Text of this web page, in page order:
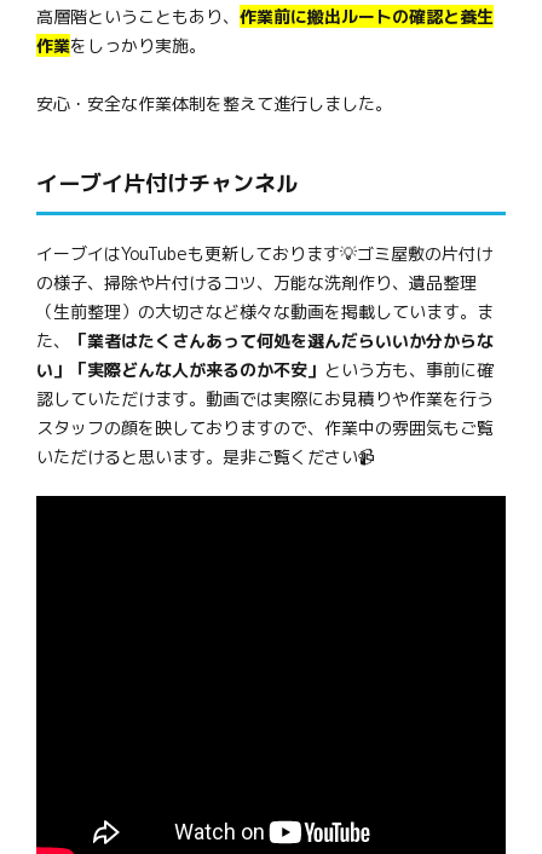
高層階ということもあり、 作業前に搬出ルートの確認と養生
作業をしっかり実施。
安心・安全な作業体制を整えて進行しました。
イーブイ片付けチャンネル
イーブイはYouTubeも更新しております💡ゴミ屋敷の片付け
の様子、掃除や片付けるコツ、万能な洗剤作り、遺品整理
（生前整理）の大切さなど様々な動画を掲載しています。ま
た、
「業者はたくさんあって何処を選んだらいいか分からな
い」「実際どんな人が来るのか不安」 という方も、事前に確
認していただけます。動画では実際にお見積りや作業を行う
スタッフの顔を映しておりますので、作業中の雰囲気もご覧
いただけると思います。是非ご覧ください📹